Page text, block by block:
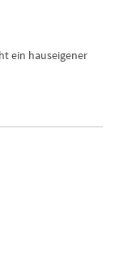
ein hauseigener